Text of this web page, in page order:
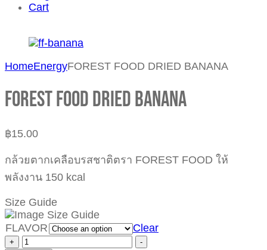
Cart
HomeEnergyFOREST FOOD DRIED BANANA
FOREST FOOD DRIED BANANA
฿15.00
กล้วยตากเคลือบรสชาติตรา FOREST FOOD ให้
พลังงาน 150 kcal
Size Guide
FLAVOR Clear
+
-